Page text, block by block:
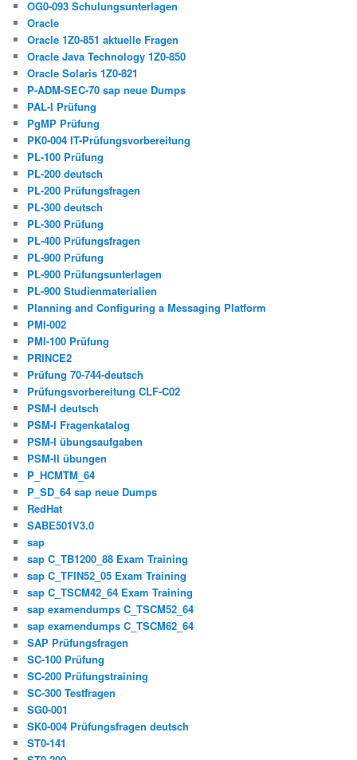
OG0-093 Schulungsunterlagen
Oracle
Oracle 1Z0-851 aktuelle Fragen
Oracle Java Technology 1Z0-850
Oracle Solaris 1Z0-821
P-ADM-SEC-70 sap neue Dumps
PAL-I Prüfung
PgMP Prüfung
PK0-004 IT-Prüfungsvorbereitung
PL-100 Prüfung
PL-200 deutsch
PL-200 Prüfungsfragen
PL-300 deutsch
PL-300 Prüfung
PL-400 Prüfungsfragen
PL-900 Prüfung
PL-900 Prüfungsunterlagen
PL-900 Studienmaterialien
Planning and Configuring a Messaging Platform
PMI-002
PMI-100 Prüfung
PRINCE2
Prüfung 70-744-deutsch
Prüfungsvorbereitung CLF-C02
PSM-I deutsch
PSM-I Fragenkatalog
PSM-I übungsaufgaben
PSM-II übungen
P_HCMTM_64
P_SD_64 sap neue Dumps
RedHat
SABE501V3.0
sap
sap C_TB1200_88 Exam Training
sap C_TFIN52_05 Exam Training
sap C_TSCM42_64 Exam Training
sap examendumps C_TSCM52_64
sap examendumps C_TSCM62_64
SAP Prüfungsfragen
SC-100 Prüfung
SC-200 Prüfungstraining
SC-300 Testfragen
SG0-001
SK0-004 Prüfungsfragen deutsch
ST0-141